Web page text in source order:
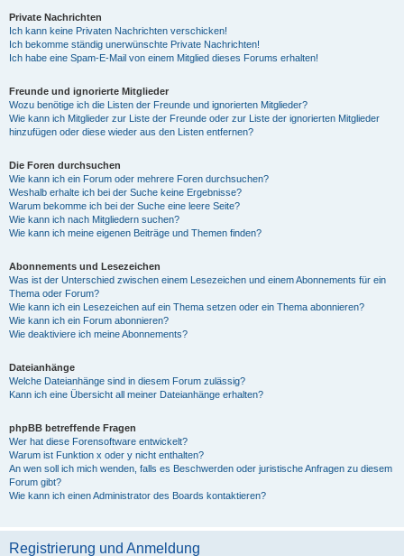
Private Nachrichten
Ich kann keine Privaten Nachrichten verschicken!
Ich bekomme ständig unerwünschte Private Nachrichten!
Ich habe eine Spam-E-Mail von einem Mitglied dieses Forums erhalten!
Freunde und ignorierte Mitglieder
Wozu benötige ich die Listen der Freunde und ignorierten Mitglieder?
Wie kann ich Mitglieder zur Liste der Freunde oder zur Liste der ignorierten Mitglieder
hinzufügen oder diese wieder aus den Listen entfernen?
Die Foren durchsuchen
Wie kann ich ein Forum oder mehrere Foren durchsuchen?
Weshalb erhalte ich bei der Suche keine Ergebnisse?
Warum bekomme ich bei der Suche eine leere Seite?
Wie kann ich nach Mitgliedern suchen?
Wie kann ich meine eigenen Beiträge und Themen finden?
Abonnements und Lesezeichen
Was ist der Unterschied zwischen einem Lesezeichen und einem Abonnements für ein
Thema oder Forum?
Wie kann ich ein Lesezeichen auf ein Thema setzen oder ein Thema abonnieren?
Wie kann ich ein Forum abonnieren?
Wie deaktiviere ich meine Abonnements?
Dateianhänge
Welche Dateianhänge sind in diesem Forum zulässig?
Kann ich eine Übersicht all meiner Dateianhänge erhalten?
phpBB betreffende Fragen
Wer hat diese Forensoftware entwickelt?
Warum ist Funktion x oder y nicht enthalten?
An wen soll ich mich wenden, falls es Beschwerden oder juristische Anfragen zu diesem
Forum gibt?
Wie kann ich einen Administrator des Boards kontaktieren?
Registrierung und Anmeldung